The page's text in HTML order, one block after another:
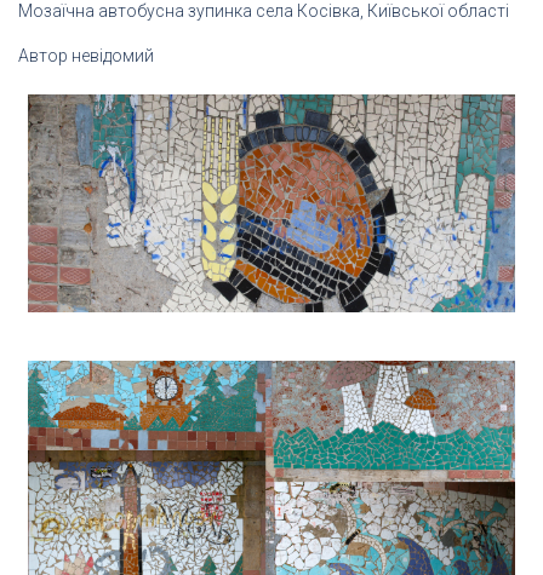
Мозаїчна автобусна зупинка села Косівка, Київської області
Автор невідомий